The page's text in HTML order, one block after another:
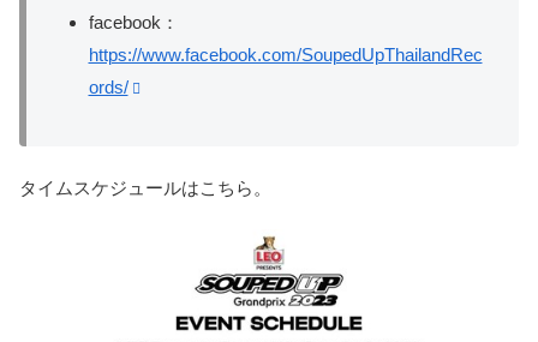
facebook：
https://www.facebook.com/SoupedUpThailandRec
ords/
タイムスケジュールはこちら。